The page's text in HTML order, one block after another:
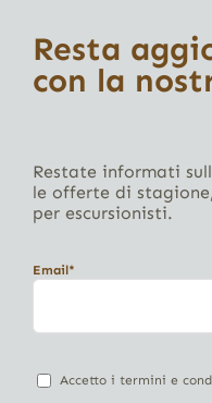
Resta
con la
Restate informati
le offerte di
per escursionisti.
Email*
Accetto i termini e